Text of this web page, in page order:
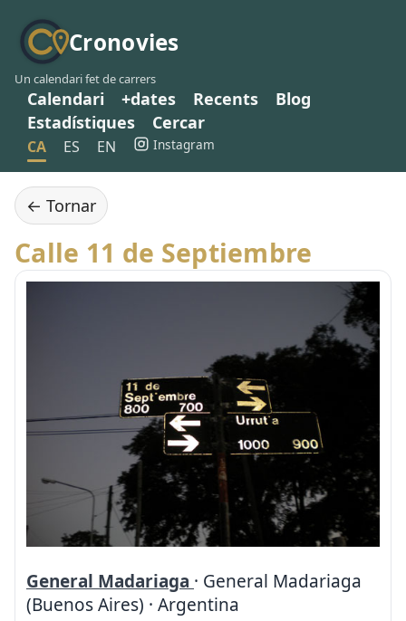
Cronovies
Un calendari fet de carrers
Calendari +dates Recents
Blog
Estadístiques
Cercar
CA ES EN Instagram
← Tornar
Calle 11 de Septiembre
General Madariaga · General Madariaga
(Buenos Aires) · Argentina